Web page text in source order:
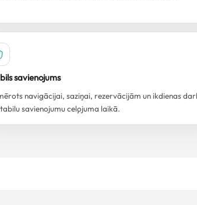
savienojums
navigācijai, saziņai, rezervācijām un ikdienas
savienojumu ceļojuma laikā.